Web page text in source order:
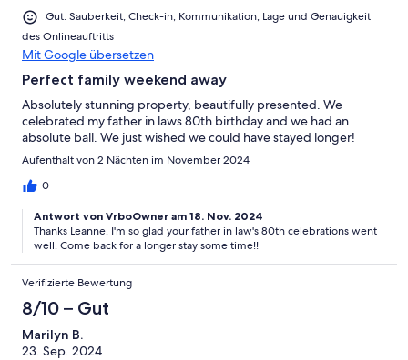
Gut: Sauberkeit, Check-in, Kommunikation, Lage und Genauigkeit
des Onlineauftritts
Mit Google übersetzen
Perfect family weekend away
Absolutely stunning property, beautifully presented. We
celebrated my father in laws 80th birthday and we had an
absolute ball. We just wished we could have stayed longer!
Aufenthalt von 2 Nächten im November 2024
0
Antwort von VrboOwner am 18. Nov. 2024
Thanks Leanne. I'm so glad your father in law's 80th celebrations went
well. Come back for a longer stay some time!!
Verifizierte Bewertung
8/10 – Gut
Marilyn B.
23. Sep. 2024